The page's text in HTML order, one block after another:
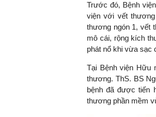
Trước đó, Bệnh
viện với vết
thương ngón 1, vết
mô cái, rộng kích
phát nổ khi vừa sạc
Tại Bệnh viện Hữu
thương. ThS. BS
bệnh đã được tiến
thương phần mềm